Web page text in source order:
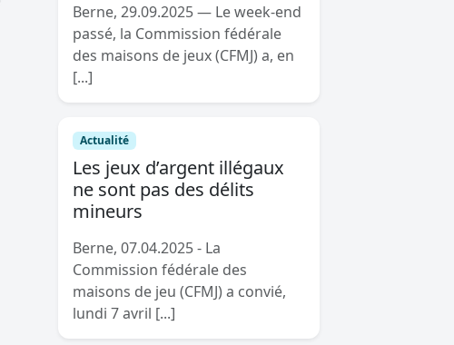
Berne, 29.09.2025 — Le week-end
passé, la Commission fédérale
des maisons de jeux (CFMJ) a, en
[...]
Actualité
Les jeux d’argent illégaux
ne sont pas des délits
mineurs
Berne, 07.04.2025 - La
Commission fédérale des
maisons de jeu (CFMJ) a convié,
lundi 7 avril [...]